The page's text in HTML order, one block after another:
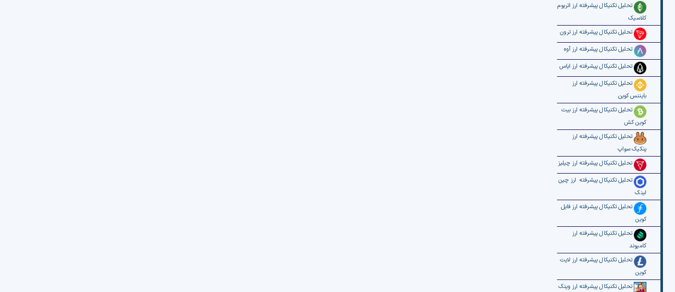
تحلیل تکنیکال پیشرفته ارز اتریوم
کلاسیک
تحلیل تکنیکال پیشرفته ارز ترون
تحلیل تکنیکال پیشرفته ارز آوه
تحلیل تکنیکال پیشرفته ارز ایاس
تحلیل تکنیکال پیشرفته ارز
بایننس کوین
تحلیل تکنیکال پیشرفته ارز بیت
کوین کش
تحلیل تکنیکال پیشرفته ارز
پنکیک سواپ
تحلیل تکنیکال پیشرفته ارز چیلیز
تحلیل تکنیکال پیشرفته ارز چین
لینک
تحلیل تکنیکال پیشرفته ارز فایل
کوین
تحلیل تکنیکال پیشرفته ارز
کامپوند
تحلیل تکنیکال پیشرفته ارز لایت
کوین
تحلیل تکنیکال پیشرفته ارز وینک